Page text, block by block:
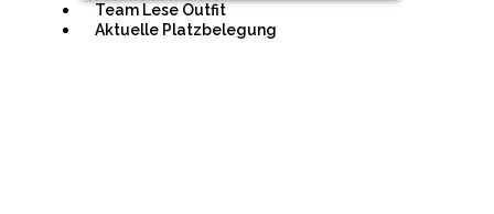
Team Lese Outfit
Aktuelle Platzbelegung